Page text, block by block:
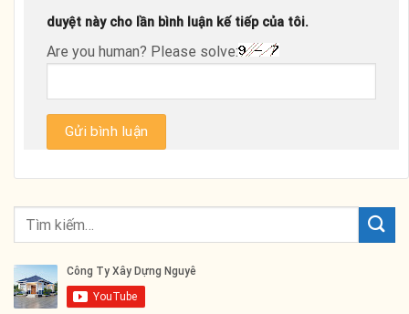
duyệt này cho lần bình luận kế tiếp của tôi.
Are you human? Please solve: